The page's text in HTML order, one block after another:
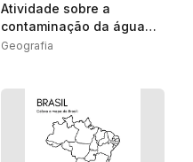
Atividade sobre a
contaminação da água
para 4º e 5º ano
Geografia